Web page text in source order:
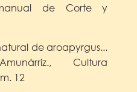
de Corte y
de aroapyrgus...
Cultura
12